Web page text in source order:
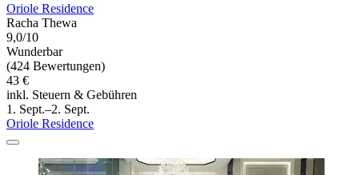
Oriole Residence
Racha Thewa
9,0/10
Wunderbar
(424 Bewertungen)
43 €
inkl. Steuern & Gebühren
1. Sept.–2. Sept.
Oriole Residence